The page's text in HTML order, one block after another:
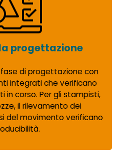
progettazione
fase di progettazione con
integrati che verificano
in corso. Per gli stampisti,
il rilevamento dei
del movimento verificano